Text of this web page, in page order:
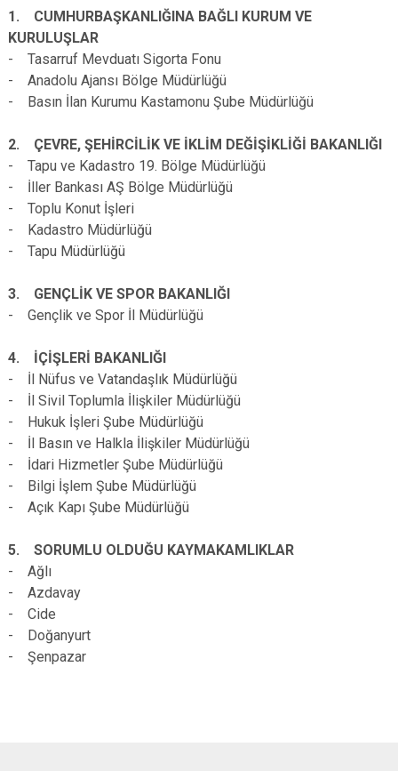
1. CUMHURBAŞKANLIĞINA BAĞLI KURUM VE
KURULUŞLAR
- Tasarruf Mevduatı Sigorta Fonu
- Anadolu Ajansı Bölge Müdürlüğü
- Basın İlan Kurumu Kastamonu Şube Müdürlüğü
2. ÇEVRE, ŞEHİRCİLİK VE İKLİM DEĞİŞİKLİĞİ BAKANLIĞI
- Tapu ve Kadastro 19. Bölge Müdürlüğü
- İller Bankası AŞ Bölge Müdürlüğü
- Toplu Konut İşleri
- Kadastro Müdürlüğü
- Tapu Müdürlüğü
3. GENÇLİK VE SPOR BAKANLIĞI
- Gençlik ve Spor İl Müdürlüğü
4. İÇİŞLERİ BAKANLIĞI
- İl Nüfus ve Vatandaşlık Müdürlüğü
- İl Sivil Toplumla İlişkiler Müdürlüğü
- Hukuk İşleri Şube Müdürlüğü
- İl Basın ve Halkla İlişkiler Müdürlüğü
- İdari Hizmetler Şube Müdürlüğü
- Bilgi İşlem Şube Müdürlüğü
- Açık Kapı Şube Müdürlüğü
5. SORUMLU OLDUĞU KAYMAKAMLIKLAR
- Ağlı
- Azdavay
- Cide
- Doğanyurt
- Şenpazar